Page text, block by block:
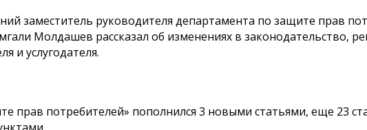
заместитель руководителя департамента по защите прав
Молдашев рассказал об изменениях в законодательство,
и услугодателя.
прав потребителей» пополнился 3 новыми статьями, еще 23